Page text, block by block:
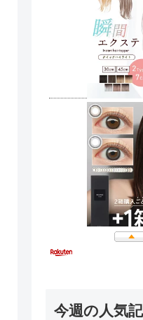
今週の人気